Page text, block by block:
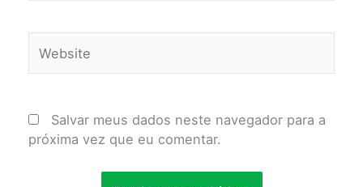
Salvar meus dados neste navegador para a
próxima vez que eu comentar.